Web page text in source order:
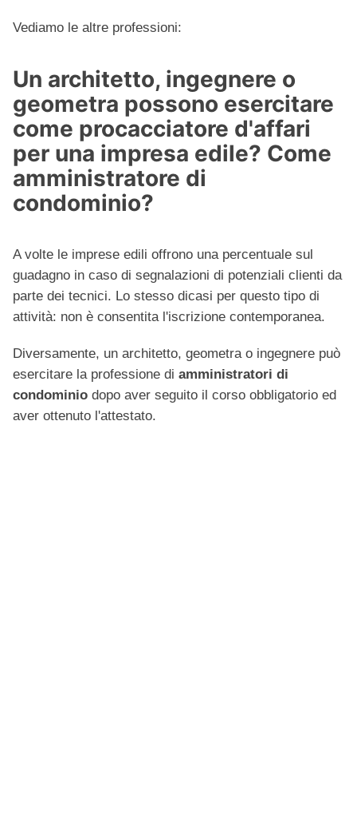
Vediamo le altre professioni:
Un architetto, ingegnere o
geometra possono esercitare
come procacciatore d'affari
per una impresa edile? Come
amministratore di
condominio?
A volte le imprese edili offrono una percentuale sul
guadagno in caso di segnalazioni di potenziali clienti da
parte dei tecnici. Lo stesso dicasi per questo tipo di
attività: non è consentita l'iscrizione contemporanea.
Diversamente, un architetto, geometra o ingegnere può
esercitare la professione di amministratori di
condominio dopo aver seguito il corso obbligatorio ed
aver ottenuto l'attestato.